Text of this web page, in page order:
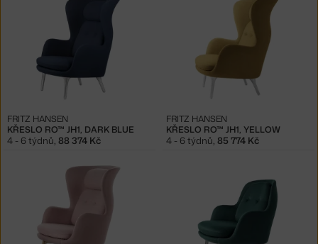
KŘESLO RO™ JH1, DARK BLUE
FRITZ HANSEN
4 - 6 týdnů, 88 374 Kč
KŘESLO RO™ JH1, YELLOW
FRITZ HANSEN
4 - 6 týdnů, 85 774 Kč